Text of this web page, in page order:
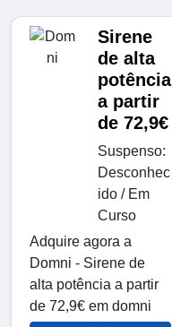
Sirene
de alta
potência
a partir
de 72,9€
Suspenso:
Desconhec
ido / Em
Curso
Adquire agora a
Domni - Sirene de
alta potência a partir
de 72,9€ em domni